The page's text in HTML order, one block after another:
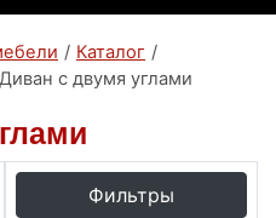
/ Каталог /
Диван с двумя углами
Фильтры